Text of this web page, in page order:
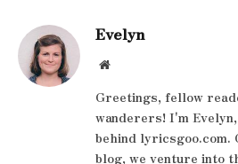
Evelyn
Website
Greetings, fellow
wanderers! I'm
behind lyricsgoo.com.
blog, we venture into